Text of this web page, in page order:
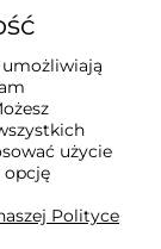
użycie
opcję
Polityce